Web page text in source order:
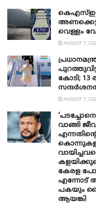
വെള്ളം
AUGUST 7,
പുറത്തുവിട്ട്
കോടി; 13
AUGUST 7,
വാങ്ങി
കേരള
എന്നോട്
പകയും
ആയങ്കി